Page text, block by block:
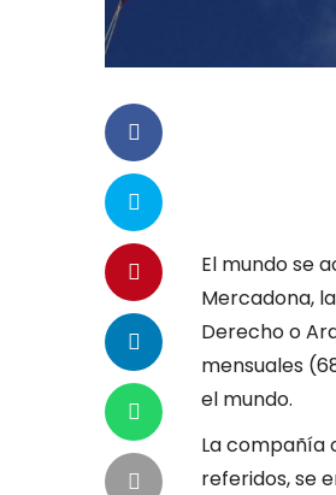
El mundo se
Mercadona,
Derecho o
mensuales
el mundo.
La compañía
referidos, se